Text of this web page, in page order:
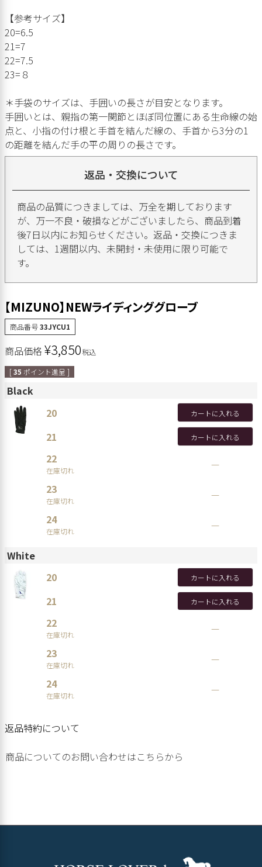
【参考サイズ】
20=6.5
21=7
22=7.5
23=８
＊手袋のサイズは、手囲いの長さが目安となります。
手囲いとは、親指の第一関節とほぼ同位置にある生命線の始
点と、小指の付け根と手首を結んだ線の、手首から3分の1
の距離を結んだ手の平の周りの長さです。
返品・交換について
商品の品質につきましては、万全を期しております
が、万一不良・破損などがございましたら、商品到着
後7日以内にお知らせください。返品・交換につきま
しては、1週間以内、未開封・未使用に限り可能で
す。
【MIZUNO】NEWライディンググローブ
商品番号33JYCU1
商品価格¥3,850税込
[35 ポイント進呈 ]
Black
20
カートに入れる
21 カートに入れる
22
在庫切れ
—
23
在庫切れ
—
24
在庫切れ —
White
20
カートに入れる
21 カートに入れる
22
在庫切れ
—
23
在庫切れ
—
24
在庫切れ —
返品特約について
商品についてのお問い合わせはこちらから